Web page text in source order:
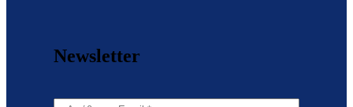
Newsletter